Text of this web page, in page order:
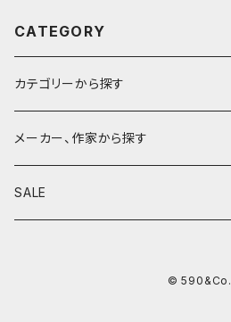
CATEGORY
カテゴリーから探す
鉛筆
鉛筆補助軸
メーカー、作家から探す
590&Co.
SALE
© 590&Co.